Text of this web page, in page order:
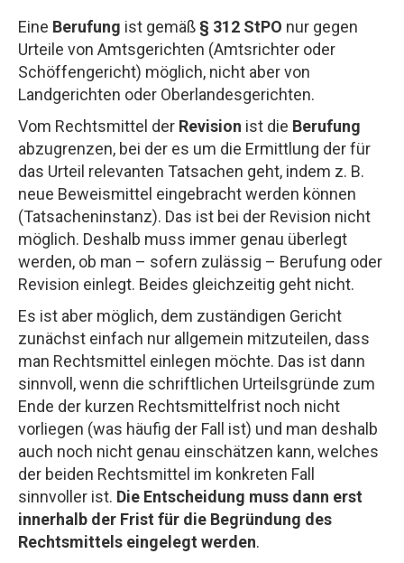
Eine Berufung ist gemäß § 312 StPO nur gegen
Urteile von Amtsgerichten (Amtsrichter oder
Schöffengericht) möglich, nicht aber von
Landgerichten oder Oberlandesgerichten.
Vom Rechtsmittel der Revision ist die Berufung
abzugrenzen, bei der es um die Ermittlung der für
das Urteil relevanten Tatsachen geht, indem z. B.
neue Beweismittel eingebracht werden können
(Tatsacheninstanz). Das ist bei der Revision nicht
möglich. Deshalb muss immer genau überlegt
werden, ob man – sofern zulässig – Berufung oder
Revision einlegt. Beides gleichzeitig geht nicht.
Es ist aber möglich, dem zuständigen Gericht
zunächst einfach nur allgemein mitzuteilen, dass
man Rechtsmittel einlegen möchte. Das ist dann
sinnvoll, wenn die schriftlichen Urteilsgründe zum
Ende der kurzen Rechtsmittelfrist noch nicht
vorliegen (was häufig der Fall ist) und man deshalb
auch noch nicht genau einschätzen kann, welches
der beiden Rechtsmittel im konkreten Fall
sinnvoller ist. Die Entscheidung muss dann erst
innerhalb der Frist für die Begründung des
Rechtsmittels eingelegt werden.